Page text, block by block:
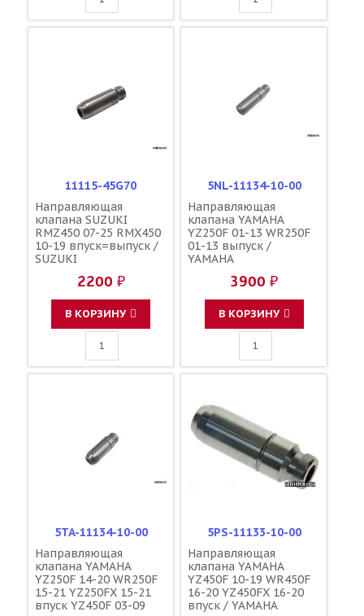
11115-45G70
Направляющая
клапана SUZUKI
RMZ450 07-25 RMX450
10-19 впуск=выпуск /
SUZUKI
2200 ₽
В КОРЗИНУ
5NL-11134-10-00
Направляющая
клапана YAMAHA
YZ250F 01-13 WR250F
01-13 выпуск /
YAMAHA
3900 ₽
В КОРЗИНУ
5TA-11134-10-00
Направляющая
клапана YAMAHA
YZ250F 14-20 WR250F
15-21 YZ250FX 15-21
впуск YZ450F 03-09
5PS-11133-10-00
Направляющая
клапана YAMAHA
YZ450F 10-19 WR450F
16-20 YZ450FX 16-20
впуск / YAMAHA